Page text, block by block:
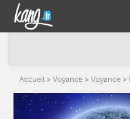
Accueil Voyance Voyance